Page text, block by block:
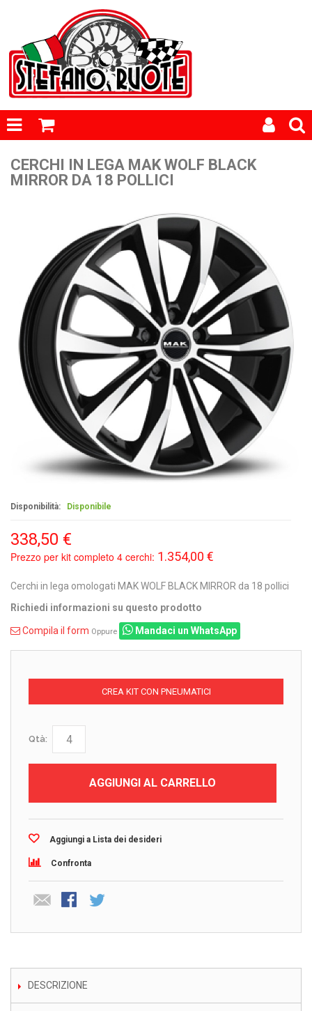
CERCHI IN LEGA MAK WOLF BLACK
MIRROR DA 18 POLLICI
Disponibilità: Disponibile
338,50 €
Prezzo per kit completo 4 cerchi: 1.354,00 €
Cerchi in lega omologati MAK WOLF BLACK MIRROR da 18 pollici
Richiedi informazioni su questo prodotto
Compila il form Oppure Mandaci un WhatsApp
CREA KIT CON PNEUMATICI
Qtà:
AGGIUNGI AL CARRELLO
Aggiungi a Lista dei desideri
Confronta
DESCRIZIONE